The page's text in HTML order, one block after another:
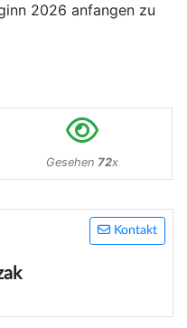
2026 anfangen zu
Gesehen 72x
Kontakt